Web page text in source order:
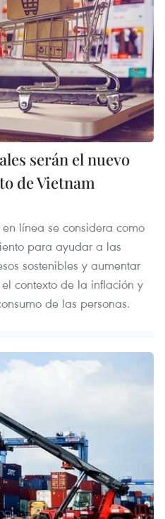
serán el nuevo
de Vietnam
línea se considera como
para ayudar a las
sostenibles y aumentar
contexto de la inflación y
de las personas.